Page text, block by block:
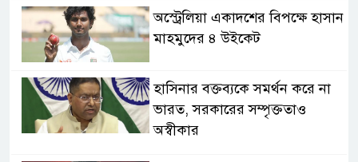
অস্ট্রেলিয়া একাদশের বিপক্ষে হাসান
মাহমুদের ৪ উইকেট
হাসিনার বক্তব্যকে সমর্থন করে না
ভারত, সরকারের সম্পৃক্ততাও
অস্বীকার